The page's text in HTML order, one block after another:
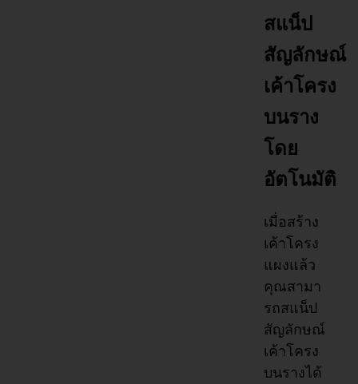
สแน็ป
สัญลักษณ์
เค้าโครง
บนราง
โดย
อัตโนมัติ
เมื่อสร้าง
เค้าโครง
แผงแล้ว
คุณสามา
รถสแน็ป
สัญลักษณ์
เค้าโครง
บนรางได้